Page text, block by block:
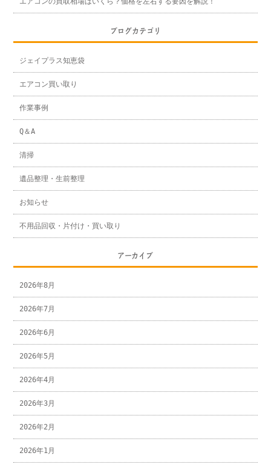
ブログカテゴリ
ジェイプラス知恵袋
エアコン買い取り
作業事例
Q＆A
清掃
遺品整理・生前整理
お知らせ
不用品回収・片付け・買い取り
アーカイブ
2026年8月
2026年7月
2026年6月
2026年5月
2026年4月
2026年3月
2026年2月
2026年1月